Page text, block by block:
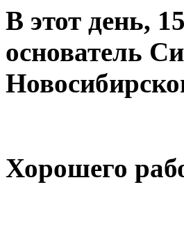
В этот день,
основатель
Хорошего